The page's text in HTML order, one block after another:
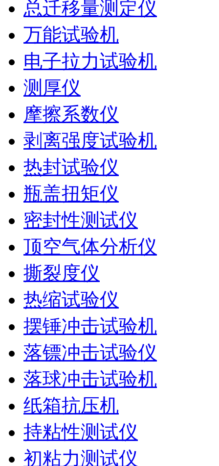
总迁移量测定仪
万能试验机
电子拉力试验机
测厚仪
摩擦系数仪
剥离强度试验机
热封试验仪
瓶盖扭矩仪
密封性测试仪
顶空气体分析仪
撕裂度仪
热缩试验仪
摆锤冲击试验机
落镖冲击试验仪
落球冲击试验机
纸箱抗压机
持粘性测试仪
初粘力测试仪